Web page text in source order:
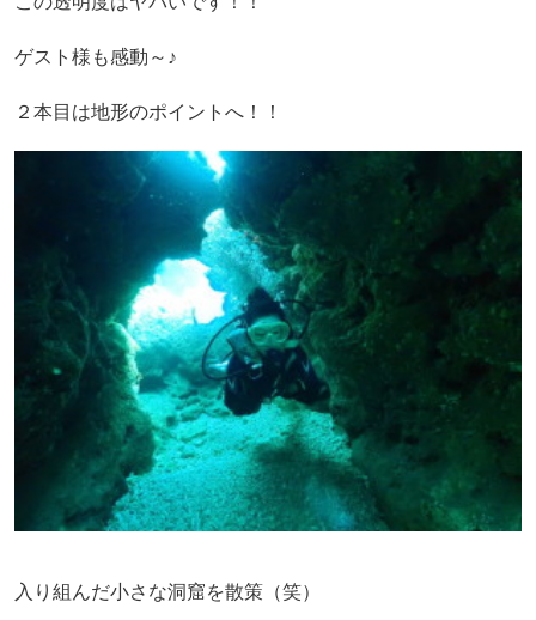
ゲスト様も感動～♪
２本目は地形のポイントへ！！
入り組んだ小さな洞窟を散策（笑）